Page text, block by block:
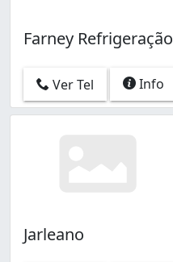
Farney Refrigeração
Ver Tel Info
Jarleano